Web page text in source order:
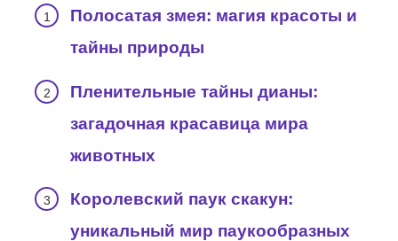
Полосатая змея: магия красоты и
тайны природы
Пленительные тайны дианы:
загадочная красавица мира
животных
Королевский паук скакун:
уникальный мир паукообразных